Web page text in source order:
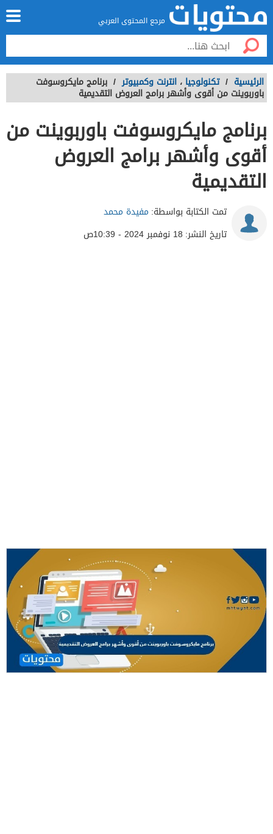
مرجع المحتوى العربي
الرئيسية / تكنولوجيا ، انترنت وكمبيوتر / برنامج مايكروسوفت
باوربوينت من أقوى وأشهر برامج العروض التقديمية
برنامج مايكروسوفت باوربوينت من
أقوى وأشهر برامج العروض
التقديمية
تمت الكتابة بواسطة: مفيدة محمد
تاريخ النشر: 18 نوفمبر 2024 - 10:39ص